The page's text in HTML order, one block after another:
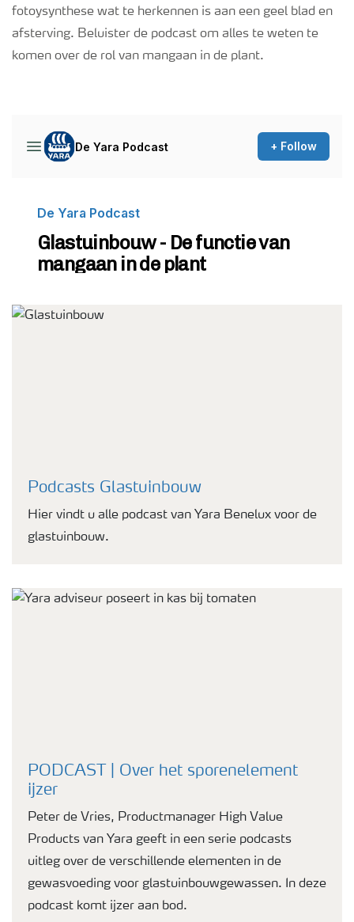
fotoysynthese wat te herkennen is aan een geel blad en
afsterving. Beluister de podcast om alles te weten te
komen over de rol van mangaan in de plant.
Podcasts Glastuinbouw
Hier vindt u alle podcast van Yara Benelux voor de
glastuinbouw.
PODCAST | Over het sporenelement
ijzer
Peter de Vries, Productmanager High Value
Products van Yara geeft in een serie podcasts
uitleg over de verschillende elementen in de
gewasvoeding voor glastuinbouwgewassen. In deze
podcast komt ijzer aan bod.